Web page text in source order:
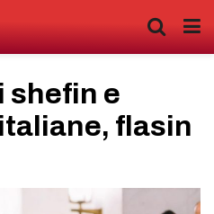
shefin e
flasin